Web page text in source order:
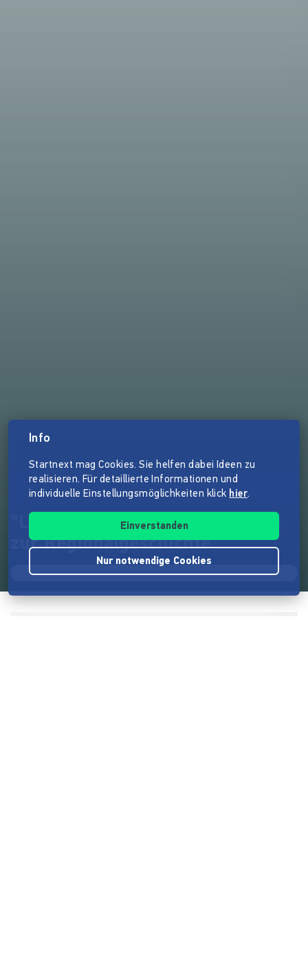
"Leben-Liebe-Hass" - das Buch
zur Regionalgeschichte
Info
Startnext mag Cookies. Sie helfen dabei Ideen zu
realisieren. Für detaillierte Informationen und
individuelle Einstellungsmöglichkeiten klick hier.
Einverstanden
Nur notwendige Cookies